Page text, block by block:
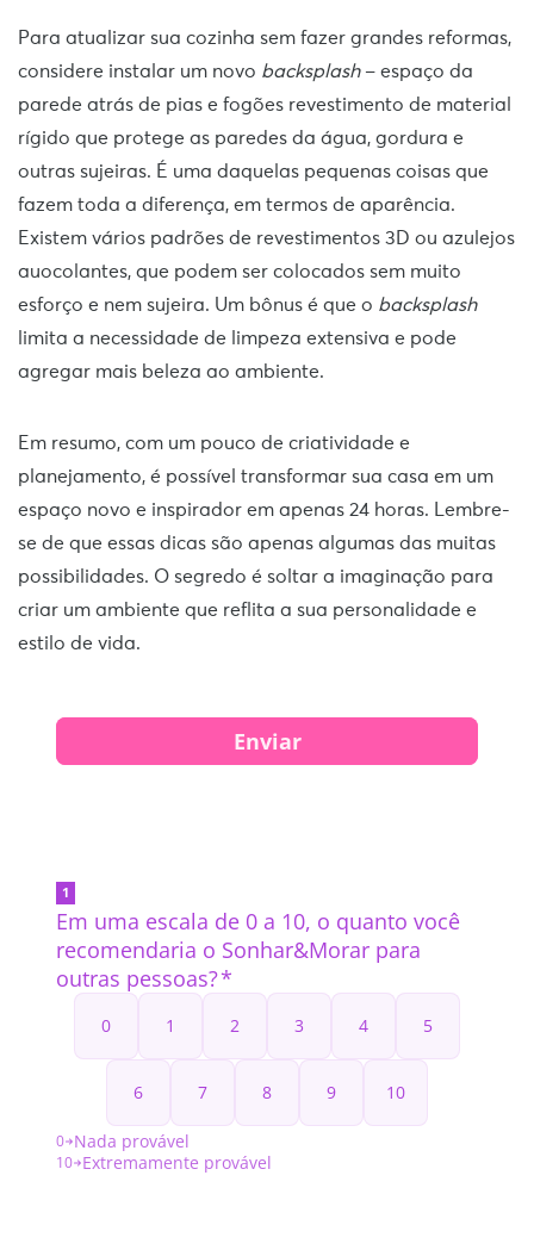
Para atualizar sua cozinha sem fazer grandes reformas,
considere instalar um novo backsplash– espaço da
parede atrás de pias e fogões revestimento de material
rígido que protege as paredes da água, gordura e
outras sujeiras. É uma daquelas pequenas coisas que
fazem toda a diferença, em termos de aparência.
Existem vários padrões de revestimentos 3D ou azulejos
auocolantes, que podem ser colocados sem muito
esforço e nem sujeira. Um bônus é que o backsplash
limita a necessidade de limpeza extensiva e pode
agregar mais beleza ao ambiente.
Em resumo, com um pouco de criatividade e
planejamento, é possível transformar sua casa em um
espaço novo e inspirador em apenas 24 horas. Lembre-
se de que essas dicas são apenas algumas das muitas
possibilidades. O segredo é soltar a imaginação para
criar um ambiente que reflita a sua personalidade e
estilo de vida.